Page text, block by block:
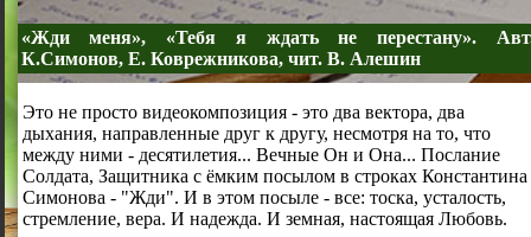
«Жди меня», «Тебя я ждать не перестану».
К.Симонов, Е. Коврежникова, чит. В. Алешин
Это не просто видеокомпозиция - это два вектора, два
дыхания, направленные друг к другу, несмотря на то, что
между ними - десятилетия... Вечные Он и Она... Послание
Солдата, Защитника с ёмким посылом в строках Константина
Симонова - "Жди". И в этом посыле - все: тоска, усталость,
стремление, вера. И надежда. И земная, настоящая Любовь.